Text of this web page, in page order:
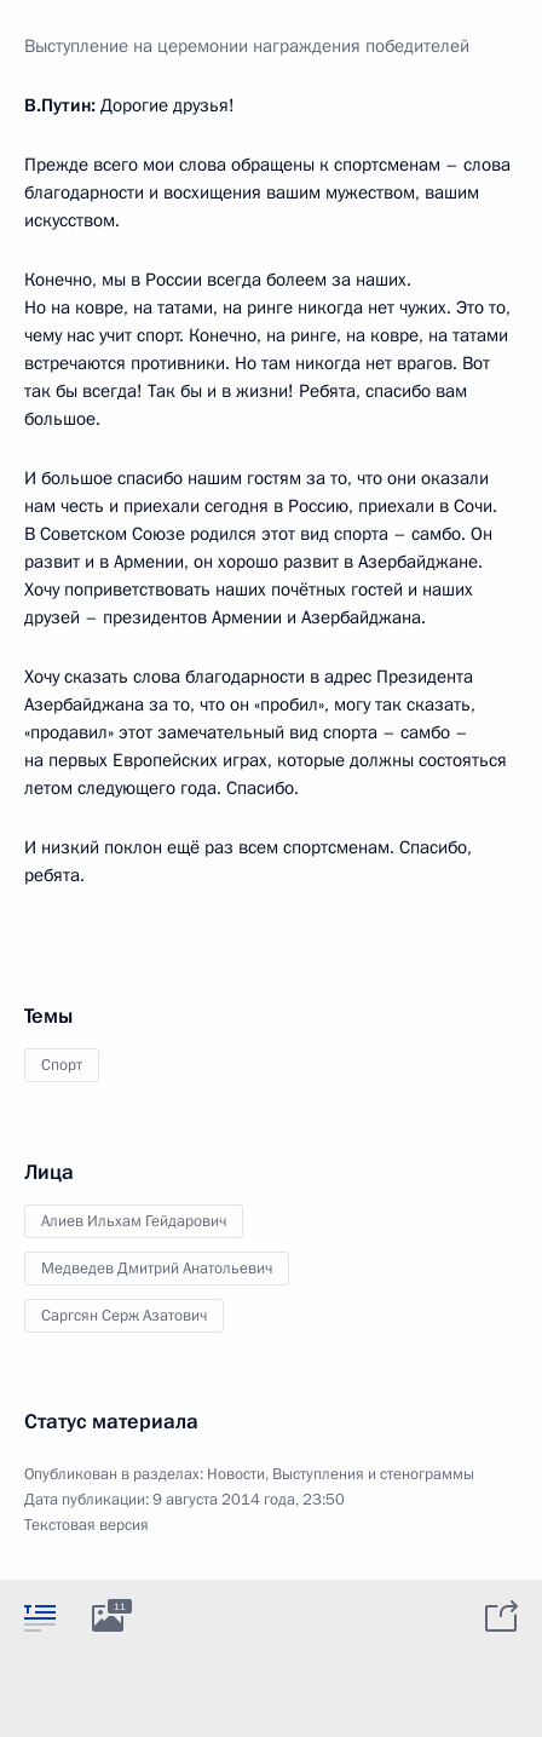
Выступление на церемонии награждения победителей
В.Путин: Дорогие друзья!
Прежде всего мои слова обращены к спортсменам – слова
благодарности и восхищения вашим мужеством, вашим
искусством.
Конечно, мы в России всегда болеем за наших.
Но на ковре, на татами, на ринге никогда нет чужих. Это то,
чему нас учит спорт. Конечно, на ринге, на ковре, на татами
встречаются противники. Но там никогда нет врагов. Вот
так бы всегда! Так бы и в жизни! Ребята, спасибо вам
большое.
И большое спасибо нашим гостям за то, что они оказали
нам честь и приехали сегодня в Россию, приехали в Сочи.
В Советском Союзе родился этот вид спорта – самбо. Он
развит и в Армении, он хорошо развит в Азербайджане.
Хочу поприветствовать наших почётных гостей и наших
друзей – президентов Армении и Азербайджана.
Хочу сказать слова благодарности в адрес Президента
Азербайджана за то, что он «пробил», могу так сказать,
«продавил» этот замечательный вид спорта – самбо –
на первых Европейских играх, которые должны состояться
летом следующего года. Спасибо.
И низкий поклон ещё раз всем спортсменам. Спасибо,
ребята.
Темы
Спорт
Лица
Алиев Ильхам Гейдарович
Медведев Дмитрий Анатольевич
Саргсян Серж Азатович
Статус материала
Опубликован в разделах: Новости, Выступления и стенограммы
Дата публикации:9 августа 2014 года, 23:50
Текстовая версия
11